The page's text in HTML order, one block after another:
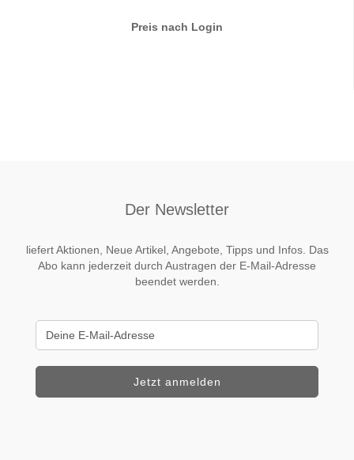
Preis nach Login
Der Newsletter
liefert Aktionen, Neue Artikel, Angebote, Tipps und Infos. Das
Abo kann jederzeit durch Austragen der E-Mail-Adresse
beendet werden.